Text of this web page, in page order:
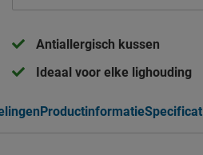
Antiallergisch kussen
Ideaal voor elke lighouding
Productinformatie